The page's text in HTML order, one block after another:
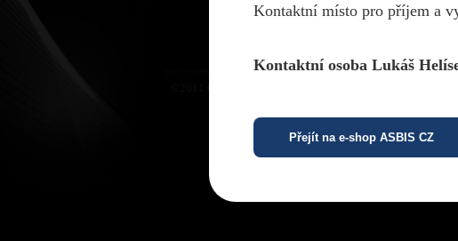
Kontaktní místo pro příjem a
Kontaktní osoba Lukáš
Přejít na e-shop ASBIS CZ